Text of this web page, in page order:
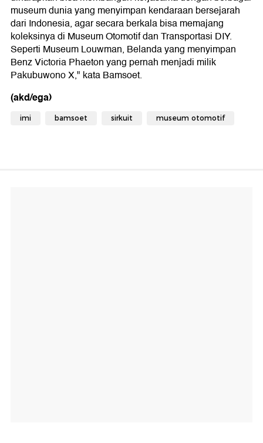
museum dunia yang menyimpan kendaraan bersejarah
dari Indonesia, agar secara berkala bisa memajang
koleksinya di Museum Otomotif dan Transportasi DIY.
Seperti Museum Louwman, Belanda yang menyimpan
Benz Victoria Phaeton yang pernah menjadi milik
Pakubuwono X," kata Bamsoet.
(akd/ega)
imi bamsoet sirkuit museum otomotif